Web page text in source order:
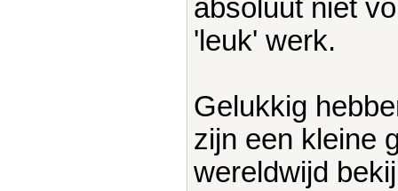
absoluut niet
'leuk' werk.
Gelukkig
zijn een kleine
wereldwijd